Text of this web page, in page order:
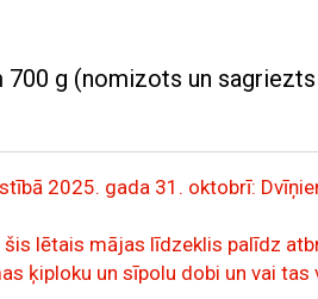
700 g (nomizots un
2025. gada 31. oktobrī:
lētais mājas līdzeklis palīdz
ķiploku un sīpolu dobi un vai tas